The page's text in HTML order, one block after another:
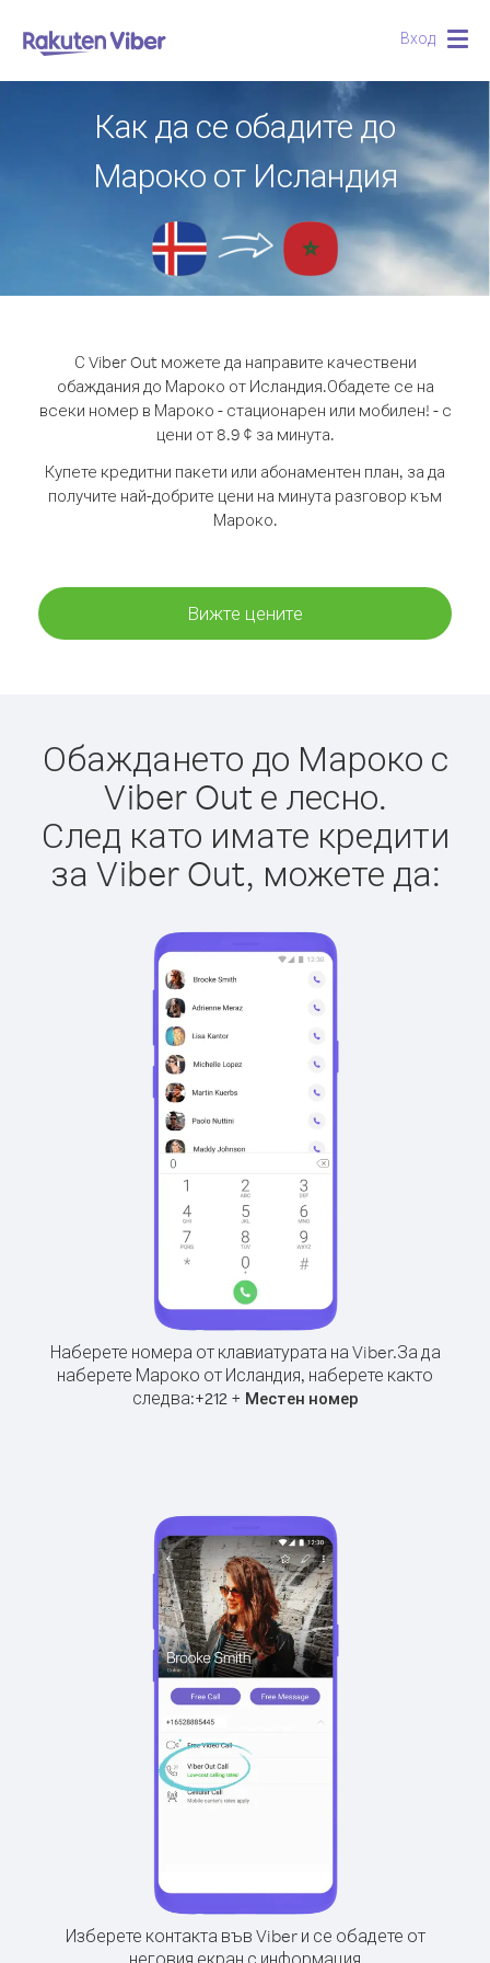
Вход
Как да се обадите до
Мароко от Исландия
С Viber Out можете да направите качествени
обаждания до Мароко от Исландия.Обадете се на
всеки номер в Мароко - стационарен или мобилен! - с
цени от 8.9 ¢ за минута.
Купете кредитни пакети или абонаментен план, за да
получите най-добрите цени на минута разговор към
Мароко.
Вижте цените
Обаждането до Мароко с
Viber Out е лесно.
След като имате кредити
за Viber Out, можете да:
Наберете номера от клавиатурата на Viber.За да
наберете Мароко от Исландия, наберете както
следва:+212+ Местен номер
Изберете контакта във Viber и се обадете от
неговия екран с информация